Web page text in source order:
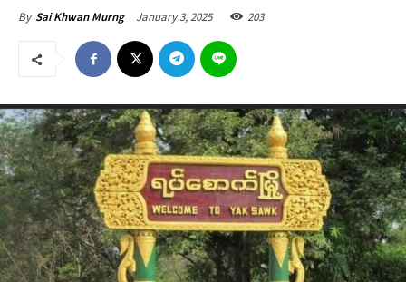
By Sai Khwan Murng January 3, 2025 203